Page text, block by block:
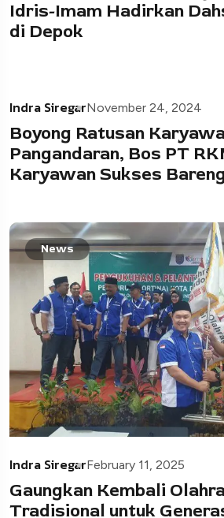
Idris-Imam Hadirkan
di Depok
Indra SiregarNovember 24, 2024
Boyong Ratusan
Pangandaran, Bos PT
Karyawan Sukses
News
Indra SiregarFebruary 11, 2025
Gaungkan Kembali
Tradisional untuk